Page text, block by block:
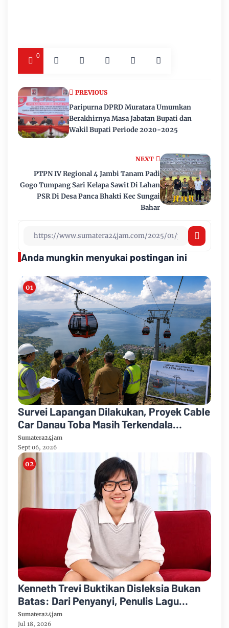
0
NEXT
PTPN IV Regional 4 Jambi Tanam Padi
Gogo Tumpang Sari Kelapa Sawit Di Lahan
PSR Di Desa Panca Bhakti Kec Sungai
Bahar
PREVIOUS
Paripurna DPRD Muratara Umumkan
Berakhirnya Masa Jabatan Bupati dan
Wakil Bupati Periode 2020-2025
Anda mungkin menyukai postingan ini
Survei Lapangan Dilakukan, Proyek Cable
Car Danau Toba Masih Terkendala
Pembebasan BPHTB di Sebagian Lahan
Sumatera24jam
Sept 06, 2026
Kenneth Trevi Buktikan Disleksia Bukan
Batas: Dari Penyanyi, Penulis Lagu
hingga Recording Engineer
Sumatera24jam
Jul 18, 2026